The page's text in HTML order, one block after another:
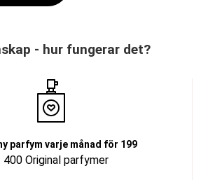
- hur fungerar det?
parfym varje månad för 199
400 Original parfymer